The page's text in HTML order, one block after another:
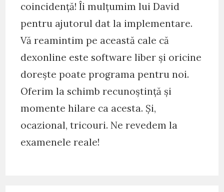
coincidență! Îi mulțumim lui David
pentru ajutorul dat la implementare.
Vă reamintim pe această cale că
dexonline este software liber și oricine
dorește poate programa pentru noi.
Oferim la schimb recunoștință și
momente hilare ca acesta. Și,
ocazional, tricouri. Ne revedem la
examenele reale!